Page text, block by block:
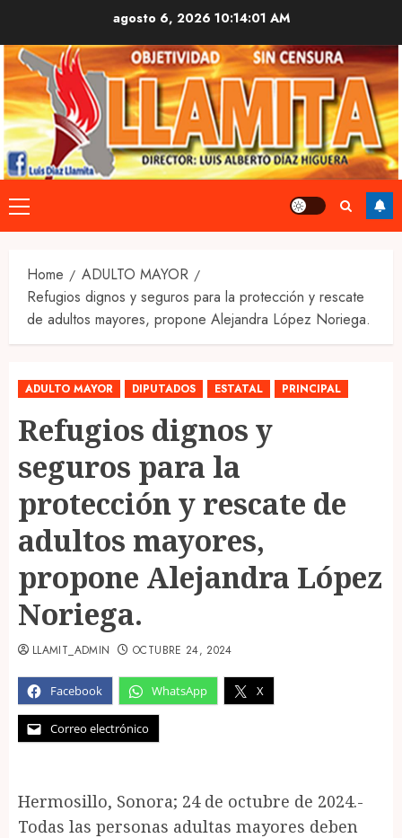
content
agosto 6, 2026 10:14:01 AM
Primary
Menu
Home
ADULTO MAYOR
Refugios dignos y seguros para la protección y rescate
de adultos mayores, propone Alejandra López Noriega.
ADULTO MAYOR DIPUTADOS ESTATAL PRINCIPAL
Refugios dignos y
seguros para la
protección y rescate de
adultos mayores,
propone Alejandra López
Noriega.
Facebook WhatsApp X
Correo electrónico
LLAMIT_ADMIN OCTUBRE 24, 2024
Hermosillo, Sonora; 24 de octubre de 2024.-
Todas las personas adultas mayores deben